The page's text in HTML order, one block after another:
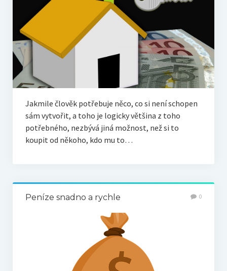
Jakmile člověk potřebuje něco, co si není schopen
sám vytvořit, a toho je logicky většina z toho
potřebného, nezbývá jiná možnost, než si to
koupit od někoho, kdo mu to…
Peníze snadno a rychle 0